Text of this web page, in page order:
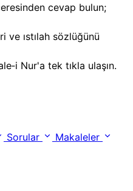
cevap bulun;
ve ıstılah sözlüğünü
Nur'a tek tıkla ulaşın.
Sorular
Makaleler